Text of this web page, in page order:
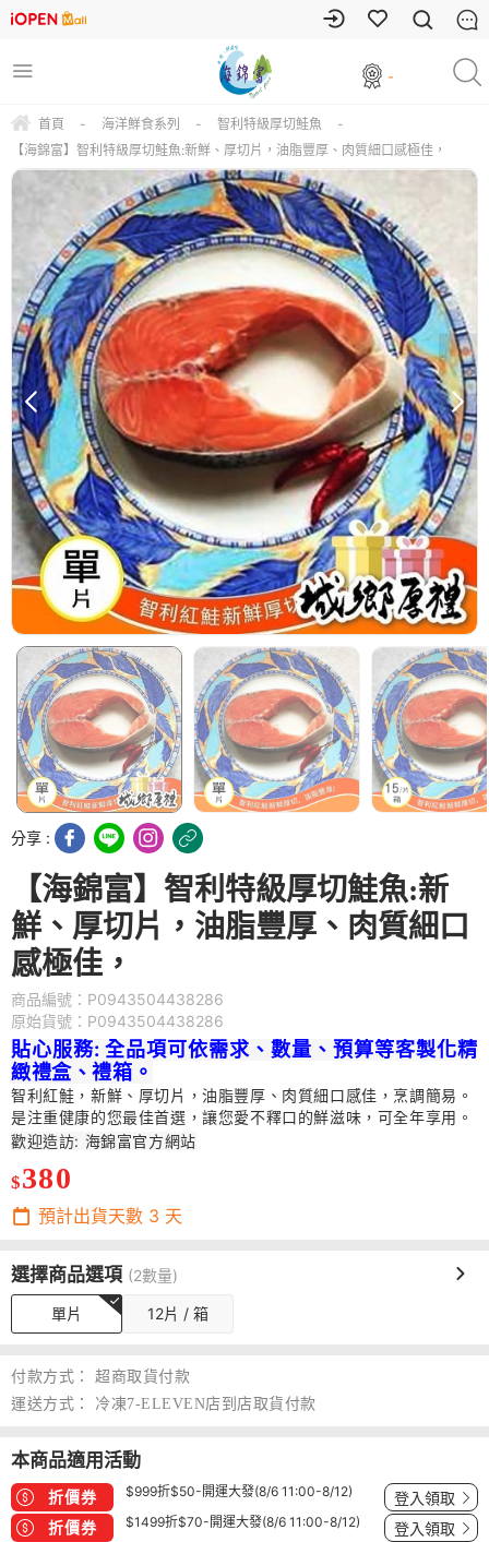
-
首頁 - 海洋鮮食系列 - 智利特級厚切鮭魚
-
【海錦富】智利特級厚切鮭魚:新鮮、厚切片，油脂豐厚、肉質細口感極佳，
分享 :
【海錦富】智利特級厚切鮭魚:新
鮮、厚切片，油脂豐厚、肉質細口
感極佳，
商品編號：P0943504438286
原始貨號：P0943504438286
貼心服務: 全品項可依需求、數量、預算等客製化精
緻禮盒、禮箱。
智利紅鮭，新鮮、厚切片，油脂豐厚、肉質細口感佳，烹調簡易。
是注重健康的您最佳首選，讓您愛不釋口的鮮滋味，可全年享用。
歡迎造訪: 海錦富官方網站
$380
預計出貨天數 3 天
選擇商品選項 (2數量)
單片 12片 / 箱
付款方式：
超商取貨付款
運送方式：
冷凍7-ELEVEN店到店取貨付款
本商品適用活動
折價券 $999折$50-開運大發(8/6 11:00-8/12) 登入領取
折價券 $1499折$70-開運大發(8/6 11:00-8/12) 登入領取